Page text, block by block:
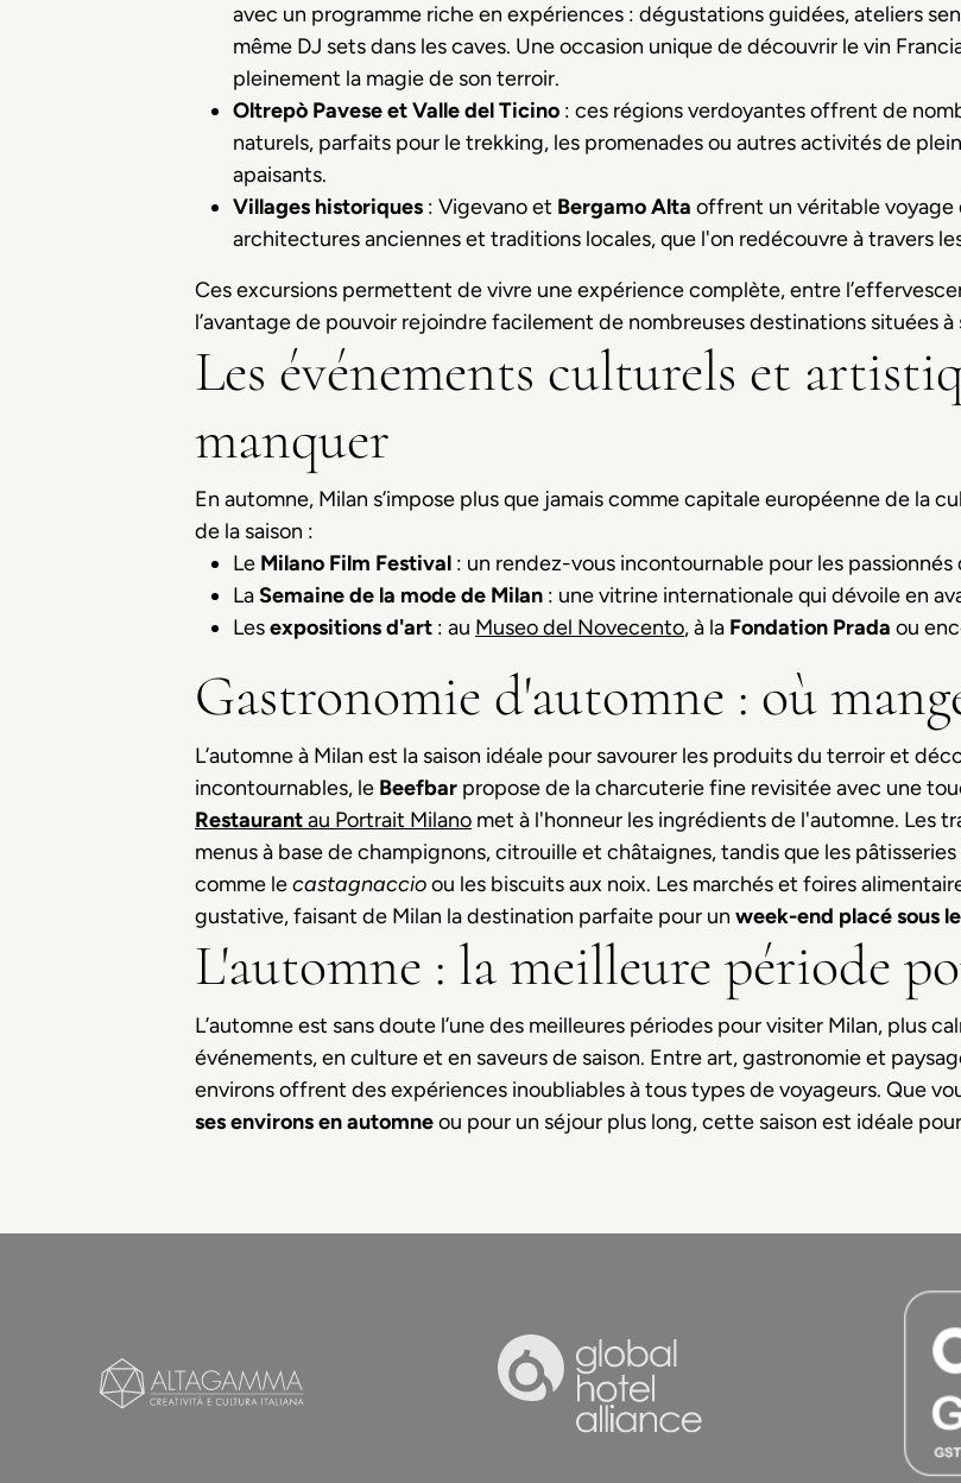
avec un programme riche en expériences : dégustations guidées, ateliers
même DJ sets dans les caves. Une occasion unique de découvrir le vin
pleinement la magie de son terroir.
Oltrepò Pavese et Valle del Ticino : ces régions verdoyantes offrent de
naturels, parfaits pour le trekking, les promenades ou autres activités de
apaisants.
Villages historiques : Vigevano et Bergamo Alta offrent un véritable voyage
architectures anciennes et traditions locales, que l'on redécouvre à travers
Ces excursions permettent de vivre une expérience complète, entre
l’avantage de pouvoir rejoindre facilement de nombreuses destinations situées
Les événements culturels et
manquer
En automne, Milan s’impose plus que jamais comme capitale européenne de la
de la saison :
Le Milano Film Festival : un rendez-vous incontournable pour les
LaSemainede la mode de Milan : une vitrine internationale qui dévoile en
Lesexpositions d'art : au Museo del Novecento, à la Fondation Prada ou
Gastronomie d'automne : où
L’automne à Milan est la saison idéale pour savourer les produits du terroir et
incontournables, le Beefbar propose de la charcuterie fine revisitée avec une
Restaurantau Portrait Milano met à l'honneur les ingrédients de l'automne. Les
menus à base de champignons, citrouille et châtaignes, tandis que les
comme lecastagnaccioou les biscuits aux noix. Les marchés et foires
gustative, faisant de Milan la destination parfaite pour un week-end placé sous
L'automne : la meilleure période
L’automne est sans doute l’une des meilleures périodes pour visiter Milan, plus
événements, en culture et en saveurs de saison. Entre art, gastronomie et
environs offrent des expériences inoubliables à tous types de voyageurs. Que
ses environs en automneou pour un séjour plus long, cette saison est idéale